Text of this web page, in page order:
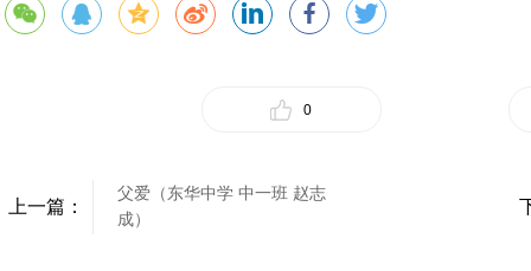
0
上一篇：
父爱（东华中学 中一班 赵志
成）